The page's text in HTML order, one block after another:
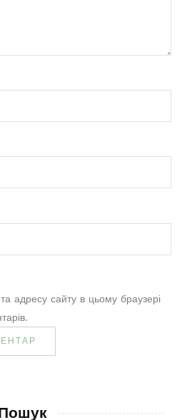
адресу сайту в цьому браузері
Пошук